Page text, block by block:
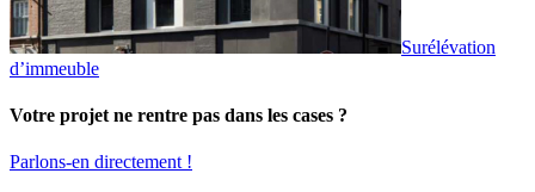
Surélévation
d’immeuble
Votre projet ne rentre pas dans les cases ?
Parlons-en directement !